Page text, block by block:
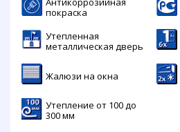
покраска
Утепленная
металлическая дверь
Жалюзи на окна
Утепление от 100 до
300 мм